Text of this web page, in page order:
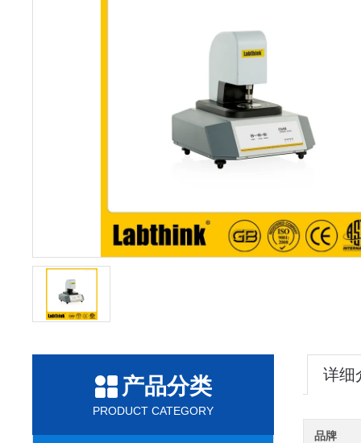
产品分类
PRODUCT CATEGORY
详细
品牌